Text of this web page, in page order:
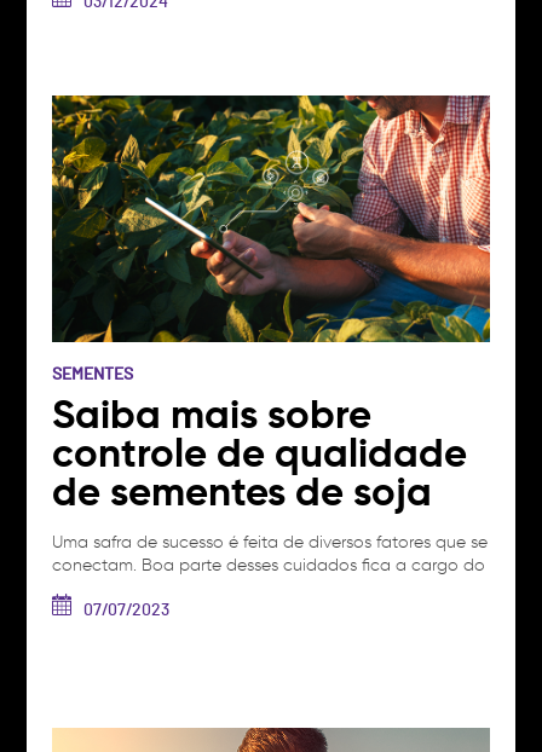
artigo
SEMENTES
Saiba mais sobre
controle de qualidade
de sementes de soja
Uma safra de sucesso é feita de diversos fatores que se
conectam. Boa parte desses cuidados fica a cargo do
região e objetiva um rendimento baseado nas
07/07/2023